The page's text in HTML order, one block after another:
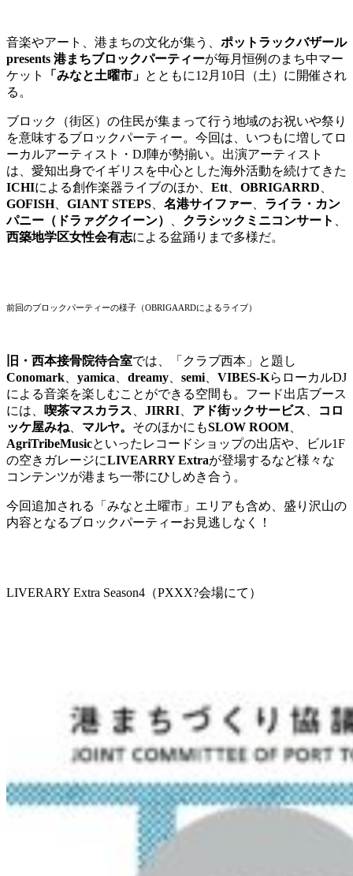
音楽やアート、港まちの文化が集う、 ポットラックバザール
presents 港まちブロックパーティーが毎月恒例のまち中マー
ケット
「みなと土曜市」 とともに12月10日（土）に開催され
る。
ブロック（街区）の住民が集まって行う地域のお祝いや祭り
を意味するブロックパーティー。今回は、いつもに増してロ
ーカルアーティスト・DJ陣が勢揃い。出演アーティスト
は、愛知出身でイギリスを中心とした海外活動を続けてきた
ICHIによる創作楽器ライブのほか、 Ett OBRIGARRD
GOFISH、 GIANT STEPS 名港サイファー
ライラ・カン
パニー（ドラァグクイーン）
クラシックミニコンサート
西築地学区女性会有志による盆踊りまで多様だ。
前回のブロックパーティーの様子（OBRIGAARDによるライブ）
旧・西本接骨院待合室では、「クラブ西本」と題し
Conomark
yamica dreamy semi VIBES-KらローカルDJ
による音楽を楽しむことができる空間も。フード出店ブース
には、
喫茶マスカラス JIRRI アド街ックサービス
コロ
ッケ屋みね
マルヤ。 そのほかにもSLOW ROOM
AgriTribeMusicといったレコードショップの出店や、ビル1F
の空きガレージにLIVEARRY Extraが登場するなど様々な
コンテンツが港まち一帯にひしめき合う。
今回追加される「みなと土曜市」エリアも含め、盛り沢山の
内容となるブロックパーティーお見逃しなく！
LIVERARY Extra Season4（PXXX?会場にて）